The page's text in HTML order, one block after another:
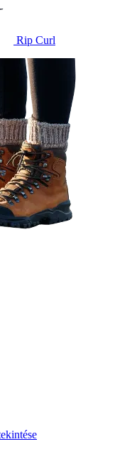
Rip Curl